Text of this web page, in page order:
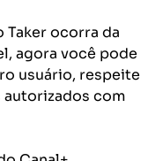
Taker ocorra da
agora você pode
usuário, respeite
autorizados com